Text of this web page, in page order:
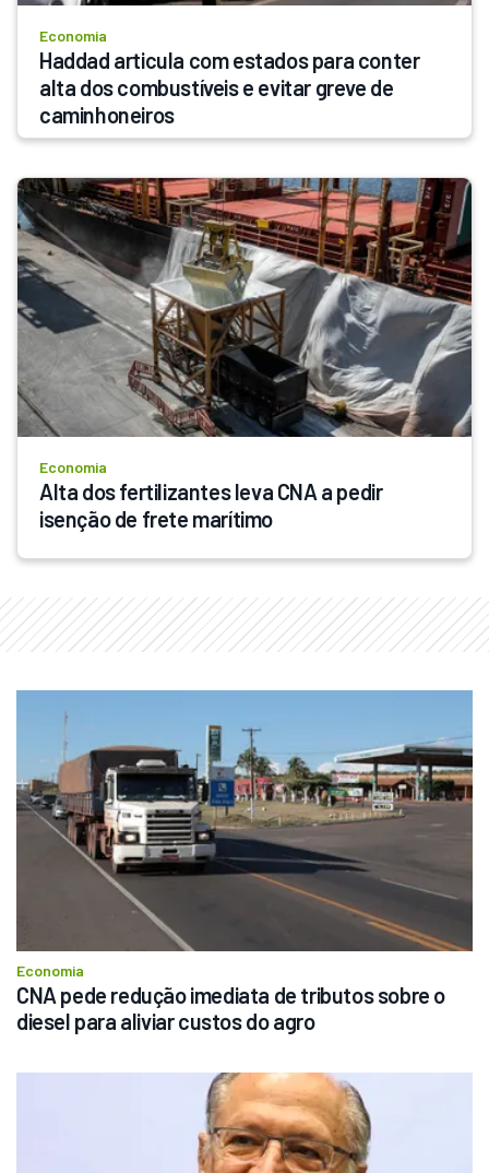
Economia
Haddad articula com estados para conter
alta dos combustíveis e evitar greve de
caminhoneiros
Economia
Alta dos fertilizantes leva CNA a pedir
isenção de frete marítimo
Economia
CNA pede redução imediata de tributos sobre o
diesel para aliviar custos do agro